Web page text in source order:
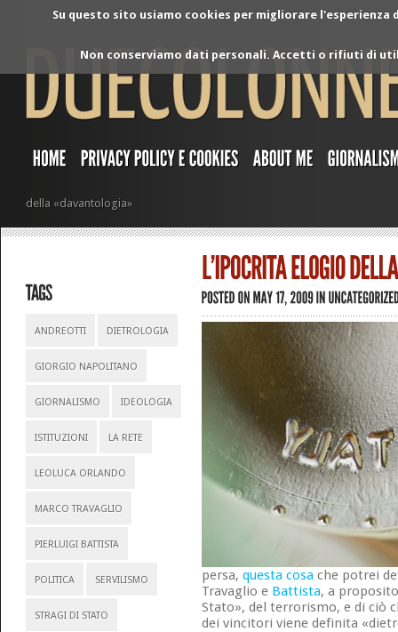
Su questo sito usiamo cookies per migliorare
Non conserviamo dati personali. Accetti o rifiuti di
della «davantologia»
ANDREOTTI DIETROLOGIA
GIORGIO NAPOLITANO
GIORNALISMO IDEOLOGIA
ISTITUZIONI LA RETE
LEOLUCA ORLANDO
MARCO TRAVAGLIO
PIERLUIGI BATTISTA
POLITICA SERVILISMO
STRAGI DI STATO
persa, questa cosache potrei
Travaglio e Battista, a
Stato», del terrorismo, e di ciò
dei vincitori viene definita